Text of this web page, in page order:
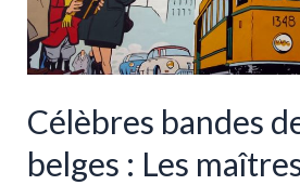
Célèbres bandes
belges : Les